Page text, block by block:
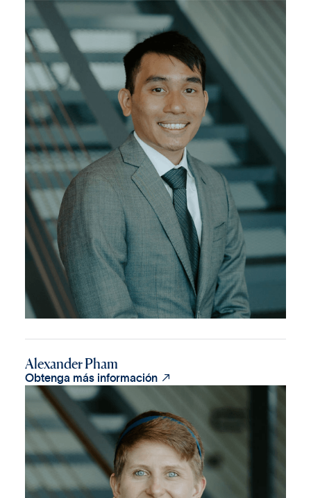
Alexander Pham
Obtenga más información 